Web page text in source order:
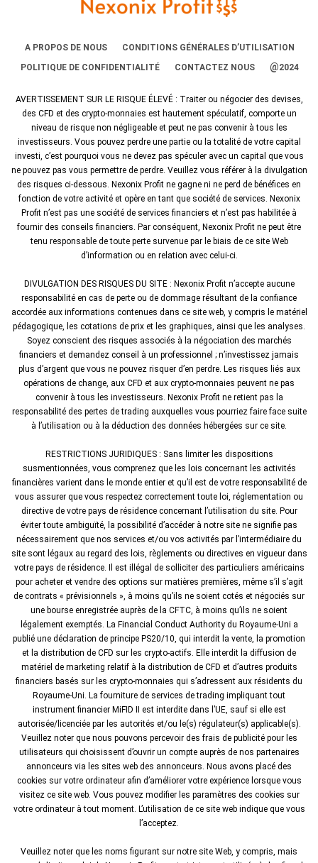
nt-
ils
A PROPOS DE NOUS
CONDITIONS GÉNÉRALES D’UTILISATION
POLITIQUE DE CONFIDENTIALITÉ
CONTACTEZ NOUS @2024
AVERTISSEMENT SUR LE RISQUE ÉLEVÉ : Traiter ou négocier des devises,
des CFD et des crypto-monnaies est hautement spéculatif, comporte un
niveau de risque non négligeable et peut ne pas convenir à tous les
investisseurs. Vous pouvez perdre une partie ou la totalité de votre capital
investi, c’est pourquoi vous ne devez pas spéculer avec un capital que vous
ne pouvez pas vous permettre de perdre. Veuillez vous référer à la divulgation
des risques ci-dessous. Nexonix Profit ne gagne ni ne perd de bénéfices en
fonction de votre activité et opère en tant que société de services. Nexonix
Profit n’est pas une société de services financiers et n’est pas habilitée à
fournir des conseils financiers. Par conséquent, Nexonix Profit ne peut être
tenu responsable de toute perte survenue par le biais de ce site Web
d’information ou en relation avec celui-ci.
DIVULGATION DES RISQUES DU SITE : Nexonix Profit n’accepte aucune
responsabilité en cas de perte ou de dommage résultant de la confiance
accordée aux informations contenues dans ce site web, y compris le matériel
pédagogique, les cotations de prix et les graphiques, ainsi que les analyses.
Soyez conscient des risques associés à la négociation des marchés
financiers et demandez conseil à un professionnel ; n’investissez jamais
plus d’argent que vous ne pouvez risquer d’en perdre. Les risques liés aux
opérations de change, aux CFD et aux crypto-monnaies peuvent ne pas
convenir à tous les investisseurs. Nexonix Profit ne retient pas la
responsabilité des pertes de trading auxquelles vous pourriez faire face suite
à l’utilisation ou à la déduction des données hébergées sur ce site.
RESTRICTIONS JURIDIQUES : Sans limiter les dispositions
susmentionnées, vous comprenez que les lois concernant les activités
financières varient dans le monde entier et qu’il est de votre responsabilité de
vous assurer que vous respectez correctement toute loi, réglementation ou
directive de votre pays de résidence concernant l’utilisation du site. Pour
éviter toute ambiguïté, la possibilité d’accéder à notre site ne signifie pas
nécessairement que nos services et/ou vos activités par l’intermédiaire du
site sont légaux au regard des lois, règlements ou directives en vigueur dans
votre pays de résidence. Il est illégal de solliciter des particuliers américains
pour acheter et vendre des options sur matières premières, même s’il s’agit
de contrats « prévisionnels », à moins qu’ils ne soient cotés et négociés sur
une bourse enregistrée auprès de la CFTC, à moins qu’ils ne soient
légalement exemptés. La Financial Conduct Authority du Royaume-Uni a
publié une déclaration de principe PS20/10, qui interdit la vente, la promotion
et la distribution de CFD sur les crypto-actifs. Elle interdit la diffusion de
matériel de marketing relatif à la distribution de CFD et d’autres produits
financiers basés sur les crypto-monnaies qui s’adressent aux résidents du
Royaume-Uni. La fourniture de services de trading impliquant tout
instrument financier MiFID II est interdite dans l’UE, sauf si elle est
autorisée/licenciée par les autorités et/ou le(s) régulateur(s) applicable(s).
Veuillez noter que nous pouvons percevoir des frais de publicité pour les
utilisateurs qui choisissent d’ouvrir un compte auprès de nos partenaires
annonceurs via les sites web des annonceurs. Nous avons placé des
cookies sur votre ordinateur afin d’améliorer votre expérience lorsque vous
visitez ce site web. Vous pouvez modifier les paramètres des cookies sur
votre ordinateur à tout moment. L’utilisation de ce site web indique que vous
l’acceptez.
Veuillez noter que les noms figurant sur notre site Web, y compris, mais